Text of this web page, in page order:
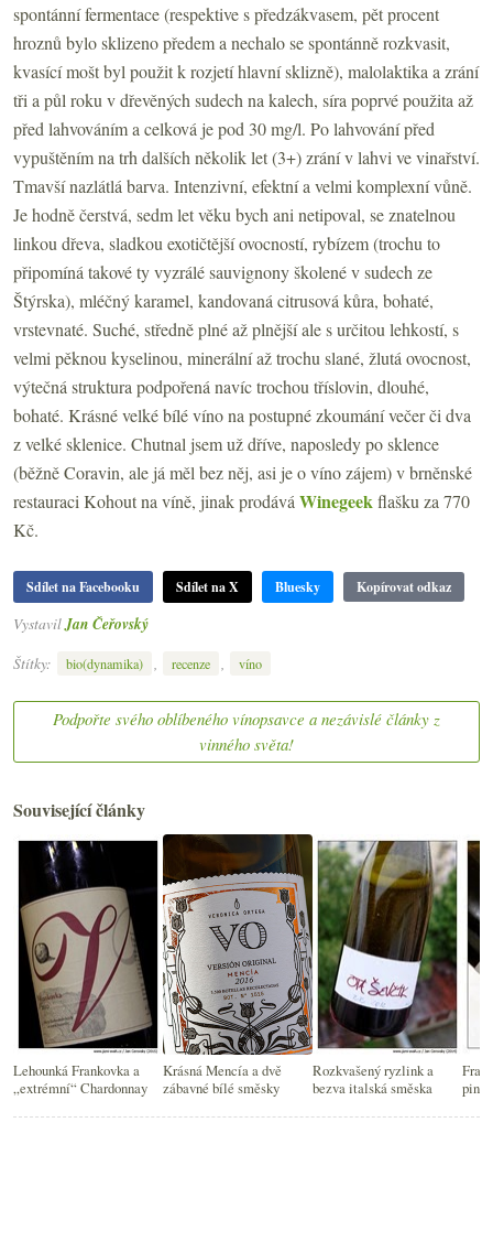
spontánní fermentace (respektive s předzákvasem, pět procent
hroznů bylo sklizeno předem a nechalo se spontánně rozkvasit,
kvasící mošt byl použit k rozjetí hlavní sklizně), malolaktika a zrání
tři a půl roku v dřevěných sudech na kalech, síra poprvé použita až
před lahvováním a celková je pod 30 mg/l. Po lahvování před
vypuštěním na trh dalších několik let (3+) zrání v lahvi ve vinařství.
Tmavší nazlátlá barva. Intenzivní, efektní a velmi komplexní vůně.
Je hodně čerstvá, sedm let věku bych ani netipoval, se znatelnou
linkou dřeva, sladkou exotičtější ovocností, rybízem (trochu to
připomíná takové ty vyzrálé sauvignony školené v sudech ze
Štýrska), mléčný karamel, kandovaná citrusová kůra, bohaté,
vrstevnaté. Suché, středně plné až plnější ale s určitou lehkostí, s
velmi pěknou kyselinou, minerální až trochu slané, žlutá ovocnost,
výtečná struktura podpořená navíc trochou tříslovin, dlouhé,
bohaté. Krásné velké bílé víno na postupné zkoumání večer či dva
z velké sklenice. Chutnal jsem už dříve, naposledy po sklence
(běžně Coravin, ale já měl bez něj, asi je o víno zájem) v brněnské
restauraci Kohout na víně, jinak prodává Winegeekflašku za 770
Kč.
Sdílet na Facebooku Sdílet na X Bluesky Kopírovat odkaz
Vystavil Jan Čeřovský
Štítky:
bio(dynamika) , recenze , víno
Podpořte svého oblíbeného vínopsavce a nezávislé články z
vinného světa!
Související články
Lehounká Frankovka a
„extrémní“ Chardonnay
Krásná Mencía a dvě
zábavné bílé směsky
Rozkvašený ryzlink a
bezva italská směska